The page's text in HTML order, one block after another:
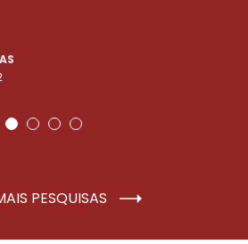
PESQUISAS